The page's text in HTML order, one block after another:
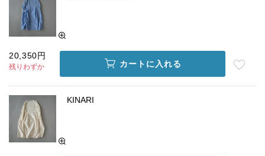
20,350円
残りわずか カートに入れる
KINARI